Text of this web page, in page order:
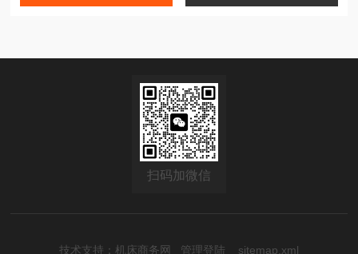
扫码加微信
技术支持： 机床商务网 管理登陆 sitemap.xml